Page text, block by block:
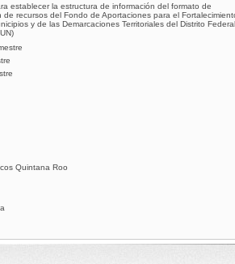
establecer la estructura de información del formato de
de recursos del Fondo de Aportaciones para el
y de las Demarcaciones Territoriales del Distrito Federal
Quintana Roo